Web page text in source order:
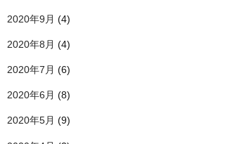
2020年9月 (4)
2020年8月 (4)
2020年7月 (6)
2020年6月 (8)
2020年5月 (9)